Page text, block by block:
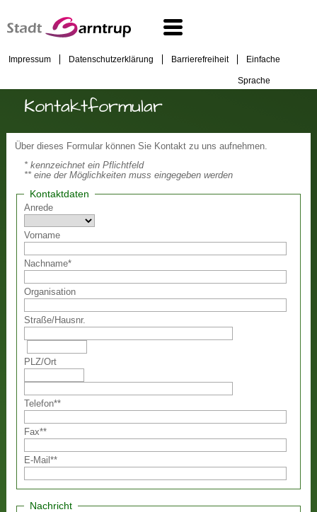
Impressum Datenschutzerklärung Barrierefreiheit Einfache
Sprache
Kontaktformular
Über dieses Formular können Sie Kontakt zu uns aufnehmen.
* kennzeichnet ein Pflichtfeld
** eine der Möglichkeiten muss eingegeben werden
Kontaktdaten
Anrede
Vorname
Nachname*
Organisation
Straße/Hausnr.
PLZ/Ort
Telefon**
Fax**
E-Mail **
Nachricht